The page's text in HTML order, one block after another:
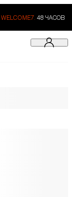
WELCOME7. 48 ЧАСОВ